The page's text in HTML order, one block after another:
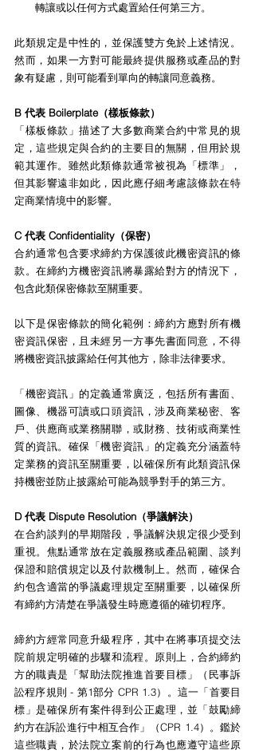
轉讓或以任何方式處置給任何第三方。
此類規定是中性的，並保護雙方免於上述情況。
然而，如果一方對可能最終提供服務或產品的對
象有疑慮，則可能看到單向的轉讓同意義務。
B 代表 Boilerplate（樣板條款）
「樣板條款」描述了大多數商業合約中常見的規
定，這些規定與合約的主要目的無關，但用於規
範其運作。雖然此類條款通常被視為「標準」，
但其影響遠非如此，因此應仔細考慮該條款在特
定商業情境中的影響。
C 代表 Confidentiality（保密）
合約通常包含要求締約方保護彼此機密資訊的條
款。在締約方機密資訊將暴露給對方的情況下，
包含此類保密條款至關重要。
以下是保密條款的簡化範例：締約方應對所有機
密資訊保密，且未經另一方事先書面同意，不得
將機密資訊披露給任何其他方，除非法律要求。
「機密資訊」的定義通常廣泛，包括所有書面、
圖像、機器可讀或口頭資訊，涉及商業秘密、客
戶、供應商或業務關聯，或財務、技術或商業性
質的資訊。確保「機密資訊」的定義充分涵蓋特
定業務的資訊至關重要，以確保所有此類資訊保
持機密並防止披露給可能為競爭對手的第三方。
D 代表 Dispute Resolution（爭議解決）
在合約談判的早期階段，爭議解決規定很少受到
重視。焦點通常放在定義服務或產品範圍、談判
保證和賠償規定以及付款機制上。然而，確保合
約包含適當的爭議處理規定至關重要，以確保所
有締約方清楚在爭議發生時應遵循的確切程序。
締約方經常同意升級程序，其中在將事項提交法
院前規定明確的步驟和流程。原則上，合約締約
方的職責是「幫助法院推進首要目標」（民事訴
訟程序規則 - 第1部分 CPR 1.3）。這一「首要目
標」是確保所有案件得到公正處理，並「鼓勵締
約方在訴訟進行中相互合作」（CPR 1.4）。鑑於
這些職責，於法院立案前的行為也應遵守這些原